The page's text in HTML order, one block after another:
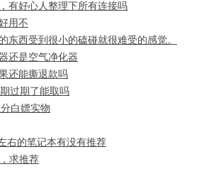
有好心人整理下所有连接吗
用不
东西受到很小的磕碰就很难受的感觉。
还是空气净化器
还能撕退款吗
过期了能取吗
白嫖实物
右的笔记本有没有推荐
求推荐